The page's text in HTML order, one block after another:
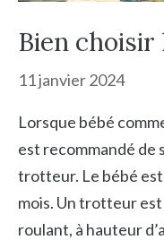
Bien
11 janvier 2024
Lorsque bébé
est recommandé de
trotteur. Le bébé est
mois. Un trotteur
roulant, à hauteur